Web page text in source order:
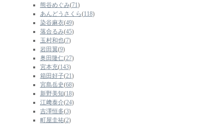
熊谷めぐみ(71)
あんどうさくら(118)
染谷麻衣(49)
落合るみ(45)
玉村和也(7)
岩田翼(9)
奥田隆仁(27)
宮本充(143)
箱田好子(21)
宮島岳史(68)
新野美知(18)
江﨑泰介(24)
吉澤恒多(3)
町屋圭祐(2)